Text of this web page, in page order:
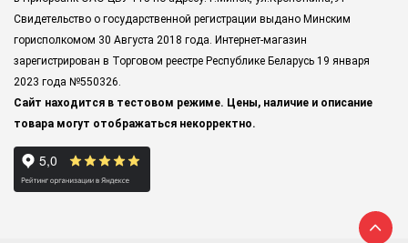
Свидетельство о государственной регистрации выдано Минским
горисполкомом 30 Августа 2018 года. Интернет-магазин
зарегистрирован в Торговом реестре Республике Беларусь 19 января
2023 года №550326.
Сайт находится в тестовом режиме. Цены, наличие и описание
товара могут отображаться некорректно.